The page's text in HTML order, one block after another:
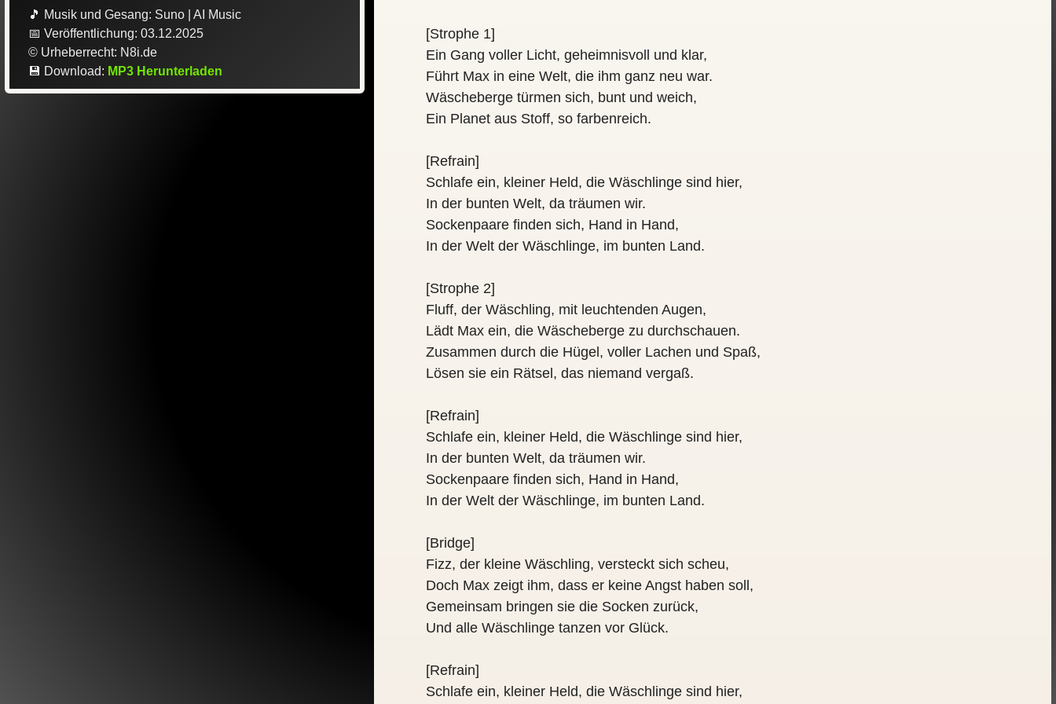
🎵 Musik und Gesang: Suno | AI Music
📅 Veröffentlichung: 03.12.2025
©️ Urheberrecht: N8i.de
💾 Download: MP3 Herunterladen
[Strophe 1]
Ein Gang voller Licht, geheimnisvoll und klar,
Führt Max in eine Welt, die ihm ganz neu war.
Wäscheberge türmen sich, bunt und weich,
Ein Planet aus Stoff, so farbenreich.
[Refrain]
Schlafe ein, kleiner Held, die Wäschlinge sind hier,
In der bunten Welt, da träumen wir.
Sockenpaare finden sich, Hand in Hand,
In der Welt der Wäschlinge, im bunten Land.
[Strophe 2]
Fluff, der Wäschling, mit leuchtenden Augen,
Lädt Max ein, die Wäscheberge zu durchschauen.
Zusammen durch die Hügel, voller Lachen und Spaß,
Lösen sie ein Rätsel, das niemand vergaß.
[Refrain]
Schlafe ein, kleiner Held, die Wäschlinge sind hier,
In der bunten Welt, da träumen wir.
Sockenpaare finden sich, Hand in Hand,
In der Welt der Wäschlinge, im bunten Land.
[Bridge]
Fizz, der kleine Wäschling, versteckt sich scheu,
Doch Max zeigt ihm, dass er keine Angst haben soll,
Gemeinsam bringen sie die Socken zurück,
Und alle Wäschlinge tanzen vor Glück.
[Refrain]
Schlafe ein, kleiner Held, die Wäschlinge sind hier,